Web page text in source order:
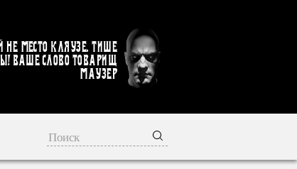
не место кляузе. Тише
Ваше слово товарищ
Маузер